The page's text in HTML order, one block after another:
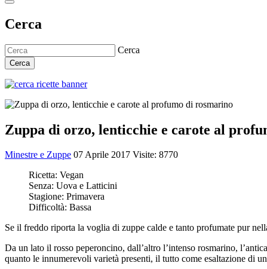
Cerca
Cerca
Cerca
Zuppa di orzo, lenticchie e carote al
Minestre e Zuppe 07 Aprile 2017 Visite: 8770
Ricetta: Vegan
Senza: Uova e Latticini
Stagione: Primavera
Difficoltà: Bassa
Se il freddo riporta la voglia di zuppe calde e tanto profumate pur
Da un lato il rosso peperoncino, dall’altro l’intenso rosmarino,
quanto le innumerevoli varietà presenti, il tutto come esaltazione di